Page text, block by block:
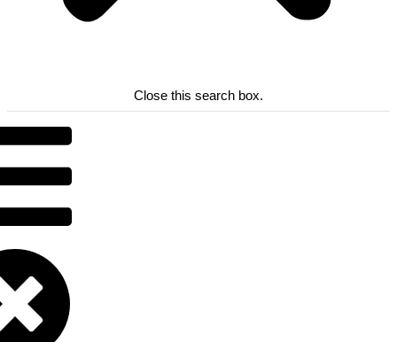
Close this search box.